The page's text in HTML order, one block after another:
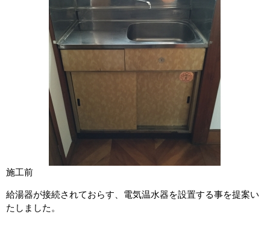
施工前
給湯器が接続されておらす、電気温水器を設置する事を提案い
たしました。